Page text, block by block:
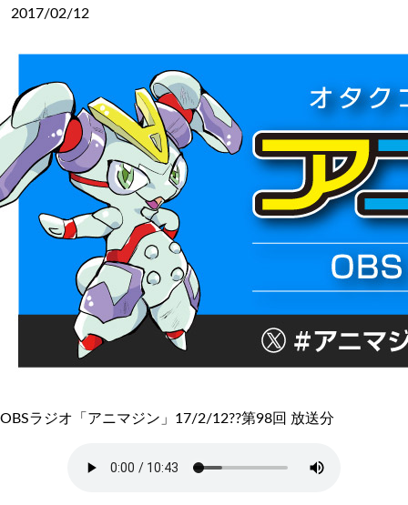
2017/02/12
OBSラジオ「アニマジン」17/2/12??第98回 放送分